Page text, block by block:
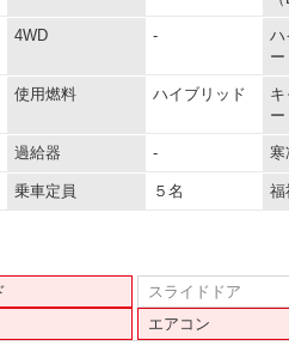
4WD -
ハ
ー
使用燃料 ハイブリッド
キ
ー
過給器 - 寒
乗車定員 ５名 福
スライドドア
エアコン